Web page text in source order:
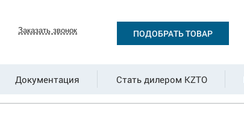
Заказать звонок ПОДОБРАТЬ ТОВАР
Документация Стать дилером KZTO